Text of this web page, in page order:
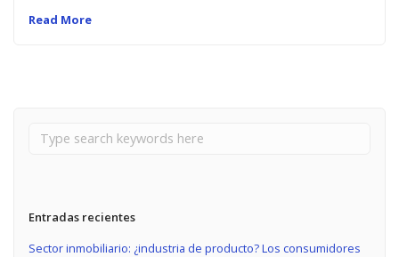
Read More
Entradas recientes
Sector inmobiliario: ¿industria de producto? Los consumidores